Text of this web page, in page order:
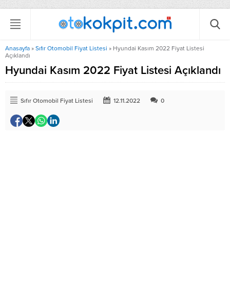
Anasayfa » Sıfır Otomobil Fiyat Listesi » Hyundai Kasım 2022 Fiyat Listesi
Açıklandı
Hyundai Kasım 2022 Fiyat Listesi Açıklandı
Sıfır Otomobil Fiyat Listesi 12.11.2022 0